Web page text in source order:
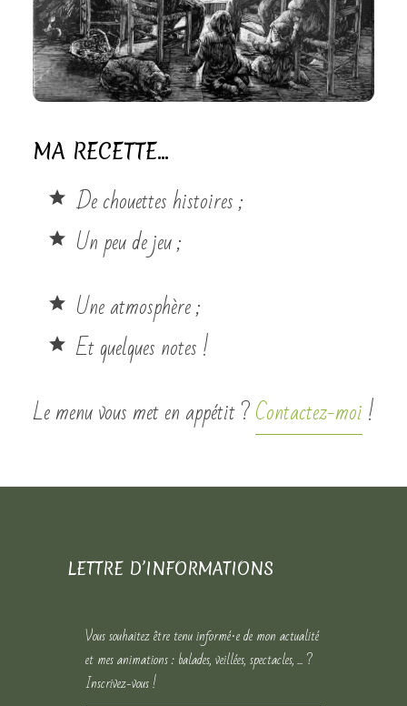
VEILLÉE CONTÉE
MA RECETTE…
De chouettes histoires ;
Un peu de jeu ;
Une atmosphère ;
Et quelques notes !
Le menu vous met en appétit ?Contactez-moi!
LETTRE D’INFORMATIONS
Vous souhaitez être tenu informé·e de mon actualité
et mes animations : balades, veillées, spectacles, ... ?
Inscrivez-vous !